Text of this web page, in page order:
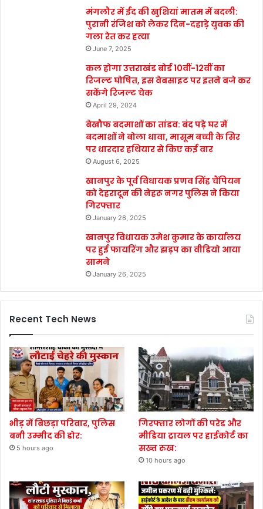
मंगलौर में ईद की खुशियां मातम में बदली:
पुरानी रंजिश को लेकर दिन-दहाड़े युवक की
गला रेत कर हत्या
June 7, 2025
कल होगा उत्तराखंड बोर्ड 10वीं-12वीं का
रिजल्ट घोषित, इस वेबसाइट पर इतने बजे कर
सकेंगे रिजल्ट चेक
April 29, 2024
बेखौफ बदमाशों का तांडव: बंद पड़े घर में
बदमाशों ने बोला धावा, मासूम बच्ची के सिर
पर धारदार हथियार से किए कई वार
August 6, 2025
खानपुर के पूर्व विधायक प्रणव सिंह चैंपियन
को देहरादून की नेहरू नगर पुलिस ने किया
गिरफ्तार
January 26, 2025
खानपुर विधायक उमेश कुमार के कार्यालय
पर हुई फायरिंग और झड़प का वीडियो आया
सामने
January 26, 2025
Recent Tech News
भीड़ में बिछड़ा परिवार, पुलिस
बनी उम्मीद की डोर:
5 hours ago
गिरफ्तार लोगों की परेड और
मीडिया ट्रायल पर हाईकोर्ट का
सख्त रुख:
10 hours ago